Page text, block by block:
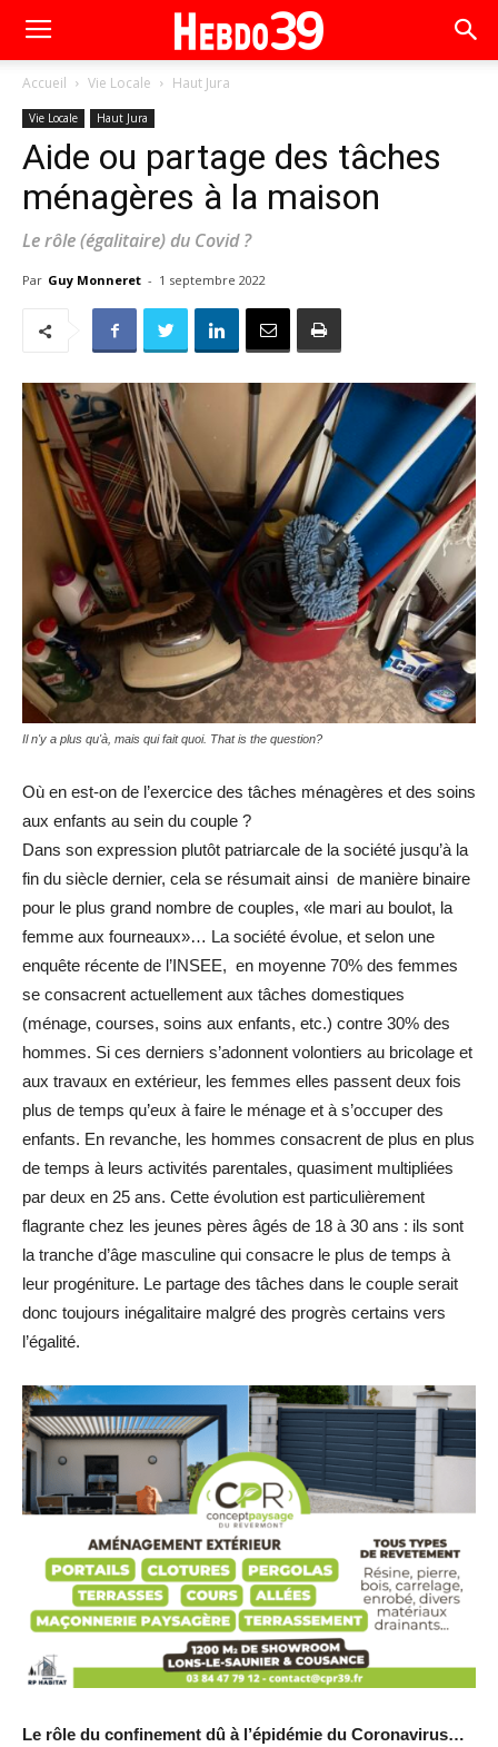
Accueil Vie Locale Haut Jura
Vie Locale Haut Jura
Aide ou partage des tâches
ménagères à la maison
Le rôle (égalitaire) du Covid ?
Par Guy Monneret - 1 septembre 2022
Il n'y a plus qu'à, mais qui fait quoi. That is the question?
Où en est-on de l’exercice des tâches ménagères et des soins
aux enfants au sein du couple ?
Dans son expression plutôt patriarcale de la société jusqu’à la
fin du siècle dernier, cela se résumait ainsi de manière binaire
pour le plus grand nombre de couples, «le mari au boulot, la
femme aux fourneaux»… La société évolue, et selon une
enquête récente de l’INSEE, en moyenne 70% des femmes
se consacrent actuellement aux tâches domestiques
(ménage, courses, soins aux enfants, etc.) contre 30% des
hommes. Si ces derniers s’adonnent volontiers au bricolage et
aux travaux en extérieur, les femmes elles passent deux fois
plus de temps qu’eux à faire le ménage et à s’occuper des
enfants. En revanche, les hommes consacrent de plus en plus
de temps à leurs activités parentales, quasiment multipliées
par deux en 25 ans. Cette évolution est particulièrement
flagrante chez les jeunes pères âgés de 18 à 30 ans : ils sont
la tranche d’âge masculine qui consacre le plus de temps à
leur progéniture. Le partage des tâches dans le couple serait
donc toujours inégalitaire malgré des progrès certains vers
l’égalité.
Le rôle du confinement dû à l’épidémie du Coronavirus…